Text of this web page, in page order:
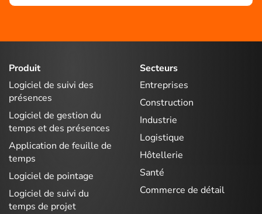
Produit
Logiciel de suivi des
présences
Logiciel de gestion du
temps et des présences
Application de feuille de
temps
Logiciel de pointage
Logiciel de suivi du
temps de projet
Secteurs
Entreprises
Construction
Industrie
Logistique
Hôtellerie
Santé
Commerce de détail